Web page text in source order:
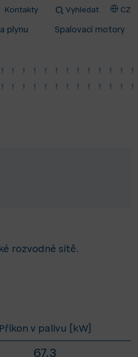
Kontakty Vyhledat CZ
plynu Spalovací motory
rozvodné sítě.
Příkon v palivu [kW]
67,3